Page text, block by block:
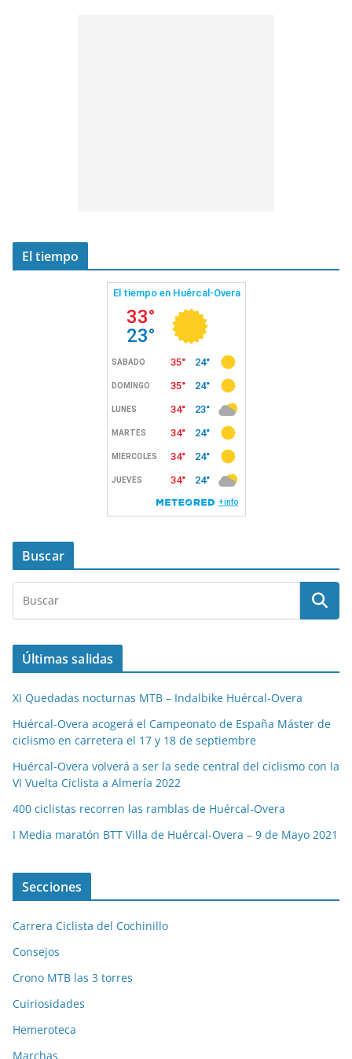
El tiempo
Buscar
Últimas salidas
XI Quedadas nocturnas MTB – Indalbike Huércal-Overa
Huércal-Overa acogerá el Campeonato de España Máster de
ciclismo en carretera el 17 y 18 de septiembre
Huércal-Overa volverá a ser la sede central del ciclismo con la
VI Vuelta Ciclista a Almería 2022
400 ciclistas recorren las ramblas de Huércal-Overa
I Media maratón BTT Villa de Huércal-Overa – 9 de Mayo 2021
Secciones
Carrera Ciclista del Cochinillo
Consejos
Crono MTB las 3 torres
Cuiriosidades
Hemeroteca
Marchas